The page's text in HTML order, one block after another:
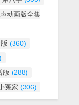
动画版全集
(360)
版 (288)
冤家 (306)